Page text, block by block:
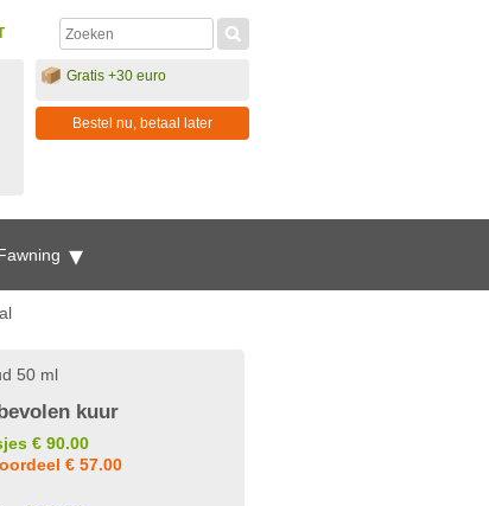
Gratis +30 euro
Bestel nu, betaal later
50 ml
kuur
€ 90.00
€ 57.00